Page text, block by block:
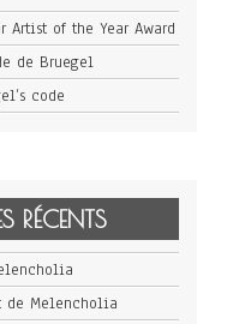
Artist of the Year Award
de Bruegel
code
RÉCENTS
de Melencholia